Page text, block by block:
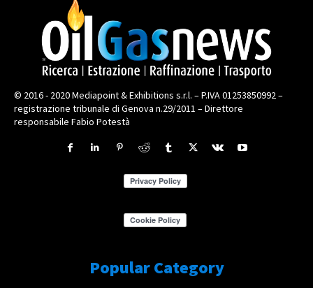
© 2016 - 2020 Mediapoint & Exhibitions s.r.l. – P.IVA 01253850992 –
registrazione tribunale di Genova n.29/2011 – Direttore
responsabile Fabio Potestà
Popular Category